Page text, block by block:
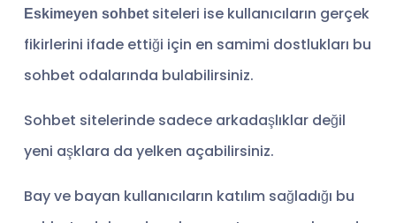
Eskimeyen sohbet siteleri ise kullanıcıların gerçek
fikirlerini ifade ettiği için en samimi dostlukları bu
sohbet odalarında bulabilirsiniz.
Sohbet sitelerinde sadece arkadaşlıklar değil
yeni aşklara da yelken açabilirsiniz.
Bay ve bayan kullanıcıların katılım sağladığı bu